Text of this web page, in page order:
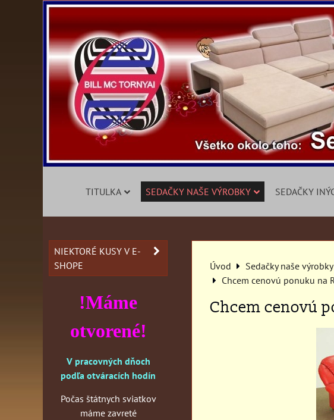
TITULKA SEDAČKY NAŠE VÝROBKY SEDAČKY
Úvod Sedačky naše výrobky
Chcem cenovú ponuku na
Chcem cenovú
NIEKTORÉ KUSY V E-
SHOPE
!Máme
otvorené!
V pracovných dňoch
podľa otváracích hodín
Počas štátnych sviatkov
máme zavreté